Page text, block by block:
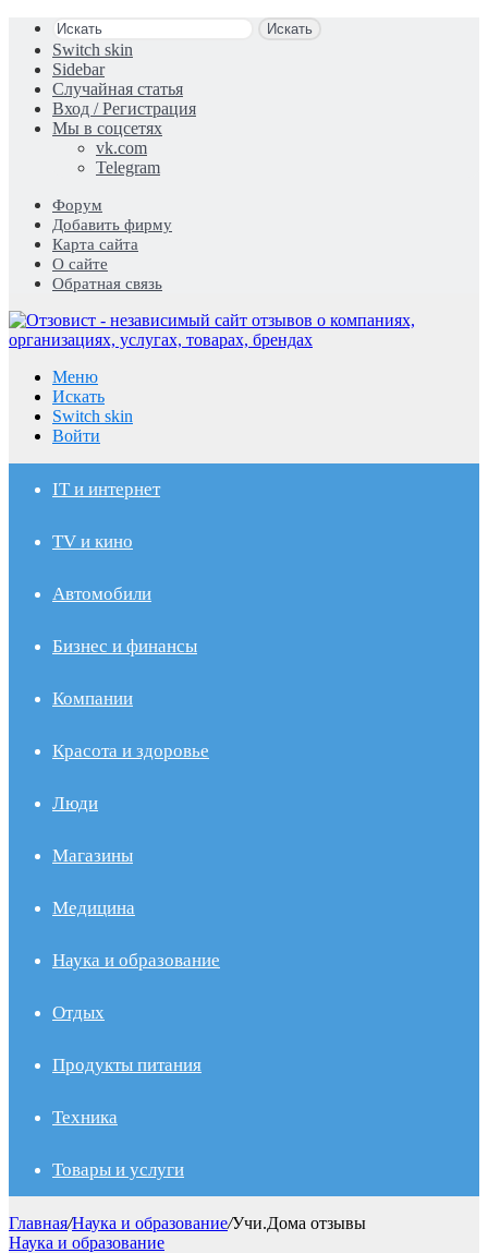
Искать
Switch skin
Sidebar
Случайная статья
Вход / Регистрация
Мы в соцсетях
vk.com
Telegram
Форум
Добавить фирму
Карта сайта
О сайте
Обратная связь
Меню
Искать
Switch skin
Войти
IT и интернет
TV и кино
Автомобили
Бизнес и финансы
Компании
Красота и здоровье
Люди
Магазины
Медицина
Наука и образование
Отдых
Продукты питания
Техника
Товары и услуги
Главная/Наука и образование/Учи.Дома отзывы
Наука и образование